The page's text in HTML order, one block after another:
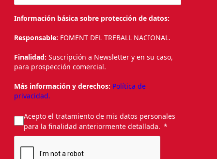
Información básica sobre protección de datos:
Responsable: FOMENT DEL TREBALL NACIONAL.
Finalidad: Suscripción a Newsletter y en su caso,
para prospección comercial.
Más información y derechos: Política de
privacidad.
Acepto el tratamiento de mis datos personales
para la finalidad anteriormente detallada.